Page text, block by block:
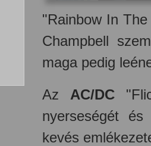
"Rainbow In
Champbell
maga pedig
Az AC/DC
nyerseségét
kevés